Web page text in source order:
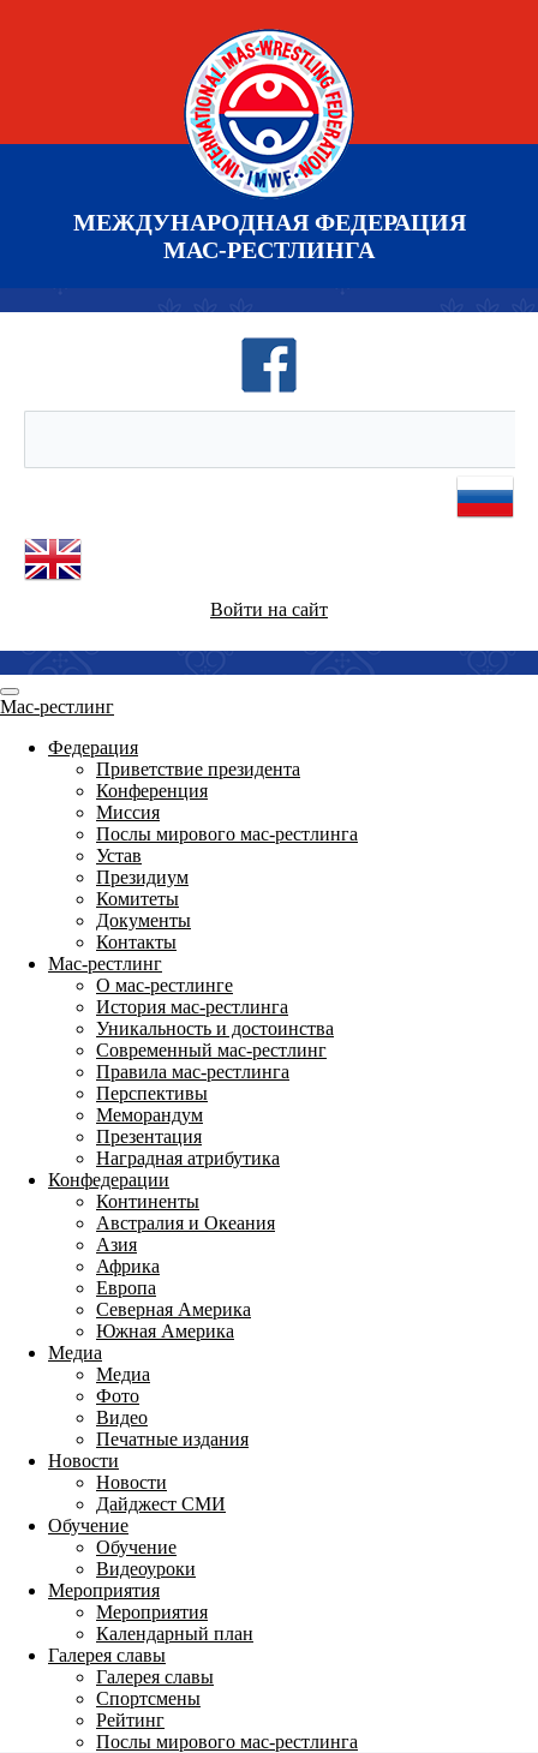
МЕЖДУНАРОДНАЯ ФЕДЕРАЦИЯ
МАС-РЕСТЛИНГА
Войти на сайт
Мас-рестлинг
Федерация
Приветствие президента
Конференция
Миссия
Послы мирового мас-рестлинга
Устав
Президиум
Комитеты
Документы
Контакты
Мас-рестлинг
О мас-рестлинге
История мас-рестлинга
Уникальность и достоинства
Современный мас-рестлинг
Правила мас-рестлинга
Перспективы
Меморандум
Презентация
Наградная атрибутика
Конфедерации
Континенты
Австралия и Океания
Азия
Африка
Европа
Северная Америка
Южная Америка
Медиа
Медиа
Фото
Видео
Печатные издания
Новости
Новости
Дайджест СМИ
Обучение
Обучение
Видеоуроки
Мероприятия
Мероприятия
Календарный план
Галерея славы
Галерея славы
Спортсмены
Рейтинг
Послы мирового мас-рестлинга